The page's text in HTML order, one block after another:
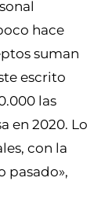
hace
suman
escrito
las
en 2020. Lo
con la
pasado»,